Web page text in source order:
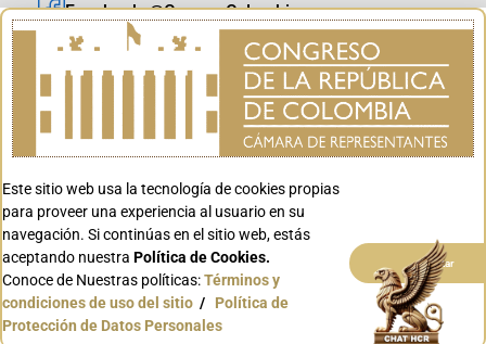
Facebook_@CamaraColombia
Instagram_@CamaraColombia
X_@CamaraColombia
Youtube_@CamaraColombia
Youtube_@CanalCongreso
Conoce GOV.CO
Este sitio web usa la tecnología de cookies propias
para proveer una experiencia al usuario en su
navegación. Si continúas en el sitio web, estás
aceptando nuestra Política de Cookies.
Conoce de Nuestras políticas:Términos y
condiciones de uso del sitio / Política de
Protección de Datos Personales
Aceptar